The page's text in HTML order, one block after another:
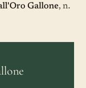
Gallone, n.